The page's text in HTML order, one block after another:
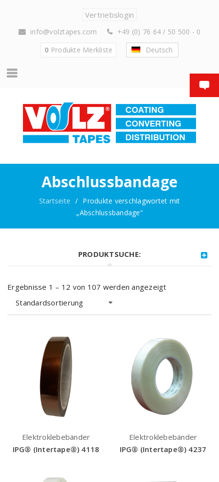
Vertriebslogin
info@volztapes.com
+49 (0) 76 64 / 50 500 - 0
0 Produkte Merkliste Deutsch
Abschlussbandage
Startseite / Produkte verschlagwortet mit
„Abschlussbandage“
PRODUKTSUCHE:
Ergebnisse 1 – 12 von 107 werden angezeigt
Standardsortierung
Elektroklebebänder
IPG® (Intertape®) 4118
Elektroklebebänder
IPG® (Intertape®) 4237